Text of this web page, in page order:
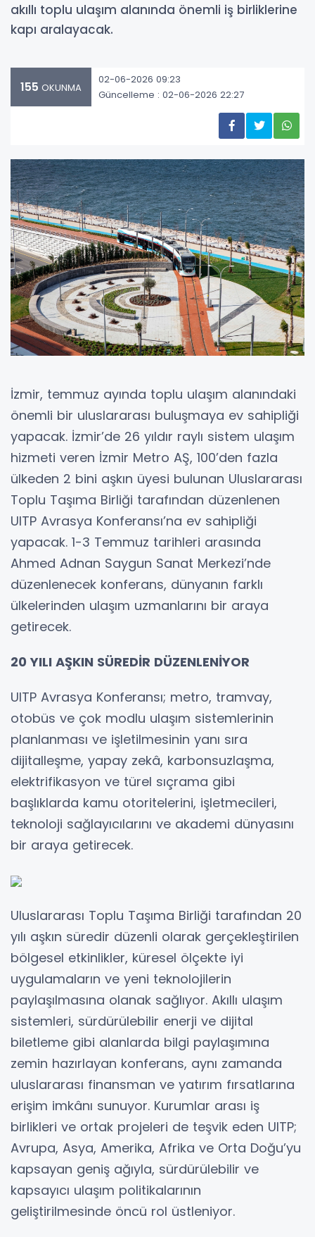
akıllı toplu ulaşım alanında önemli iş birliklerine
kapı aralayacak.
155 OKUNMA
02-06-2026 09:23
Güncelleme : 02-06-2026 22:27
İzmir, temmuz ayında toplu ulaşım alanındaki
önemli bir uluslararası buluşmaya ev sahipliği
yapacak. İzmir’de 26 yıldır raylı sistem ulaşım
hizmeti veren İzmir Metro AŞ, 100’den fazla
ülkeden 2 bini aşkın üyesi bulunan Uluslararası
Toplu Taşıma Birliği tarafından düzenlenen
UITP Avrasya Konferansı’na ev sahipliği
yapacak. 1-3 Temmuz tarihleri arasında
Ahmed Adnan Saygun Sanat Merkezi’nde
düzenlenecek konferans, dünyanın farklı
ülkelerinden ulaşım uzmanlarını bir araya
getirecek.
20 YILI AŞKIN SÜREDİR DÜZENLENİYOR
UITP Avrasya Konferansı; metro, tramvay,
otobüs ve çok modlu ulaşım sistemlerinin
planlanması ve işletilmesinin yanı sıra
dijitalleşme, yapay zekâ, karbonsuzlaşma,
elektrifikasyon ve türel sıçrama gibi
başlıklarda kamu otoritelerini, işletmecileri,
teknoloji sağlayıcılarını ve akademi dünyasını
bir araya getirecek.
Uluslararası Toplu Taşıma Birliği tarafından 20
yılı aşkın süredir düzenli olarak gerçekleştirilen
bölgesel etkinlikler, küresel ölçekte iyi
uygulamaların ve yeni teknolojilerin
paylaşılmasına olanak sağlıyor. Akıllı ulaşım
sistemleri, sürdürülebilir enerji ve dijital
biletleme gibi alanlarda bilgi paylaşımına
zemin hazırlayan konferans, aynı zamanda
uluslararası finansman ve yatırım fırsatlarına
erişim imkânı sunuyor. Kurumlar arası iş
birlikleri ve ortak projeleri de teşvik eden UITP;
Avrupa, Asya, Amerika, Afrika ve Orta Doğu’yu
kapsayan geniş ağıyla, sürdürülebilir ve
kapsayıcı ulaşım politikalarının
geliştirilmesinde öncü rol üstleniyor.